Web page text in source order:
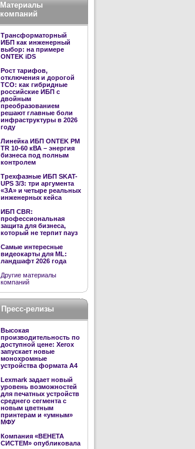
Материалы
компаний
Трансформаторный
ИБП как инженерный
выбор: на примере
ONTEK iDS
Рост тарифов,
отключения и дорогой
TCO: как гибридные
российские ИБП с
двойным
преобразованием
решают главные боли
инфраструктуры в 2026
году
Линейка ИБП ONTEK PM
TR 10-60 кВА – энергия
бизнеса под полным
контролем
Трехфазные ИБП SKAT-
UPS 3/3: три аргумента
«ЗА» и четыре реальных
инженерных кейса
ИБП CBR:
профессиональная
защита для бизнеса,
который не терпит пауз
Самые интересные
видеокарты для ML:
ландшафт 2026 года
Другие материалы
компаний
Пресс-релизы
Высокая
производительность по
доступной цене: Xerox
запускает новые
монохромные
устройства формата А4
Lexmark задает новый
уровень возможностей
для печатных устройств
среднего сегмента с
новым цветным
принтерам и «умным»
МФУ
Компания «ВЕНЕТА
СИСТЕМ» опубликовала